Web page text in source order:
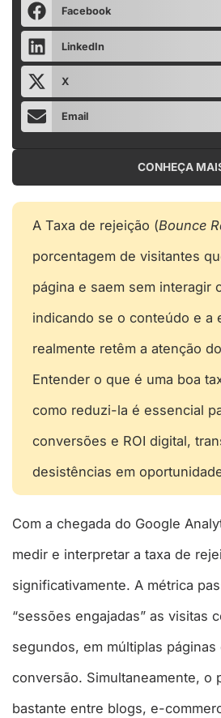
Facebook
LinkedIn
X
Email
CONHEÇA
A Taxa de rejeição (Bounce
porcentagem de visitantes
página e saem sem interagir
indicando se o conteúdo e a
realmente retêm a atenção
Entender o que é uma boa
como reduzi-la é essencial
conversões e ROI digital,
desistências em
Com a chegada do Google
medir e interpretar a taxa de
significativamente. A métrica
“sessões engajadas” as visitas
segundos, em múltiplas
conversão. Simultaneamente, o
bastante entre blogs, e-